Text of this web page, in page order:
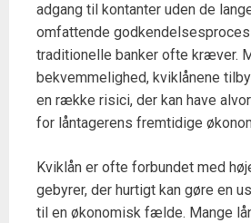
adgang til kontanter uden de
omfattende
traditionelle banker ofte kræver.
bekvemmelighed, kviklånene
en række risici, der kan have
for låntagerens fremtidige
Kviklån er ofte forbundet med
gebyrer, der hurtigt kan gøre en
til en økonomisk fælde. Mange